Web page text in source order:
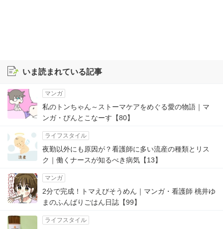
いま読まれている記事
マンガ
私のトンちゃん～ストーマケアをめぐる愛の物語｜マ
ンガ・ぴんとこなーす【80】
ライフスタイル
夜勤以外にも原因が？看護師に多い流産の種類とリス
ク｜働くナースが知るべき病気【13】
マンガ
2分で完成！トマえびそうめん｜マンガ・看護師 桃井ゆ
まのふんばりごはん日誌【99】
ライフスタイル